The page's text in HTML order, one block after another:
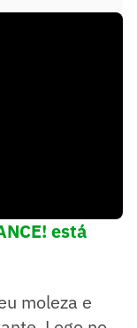
está
moleza e